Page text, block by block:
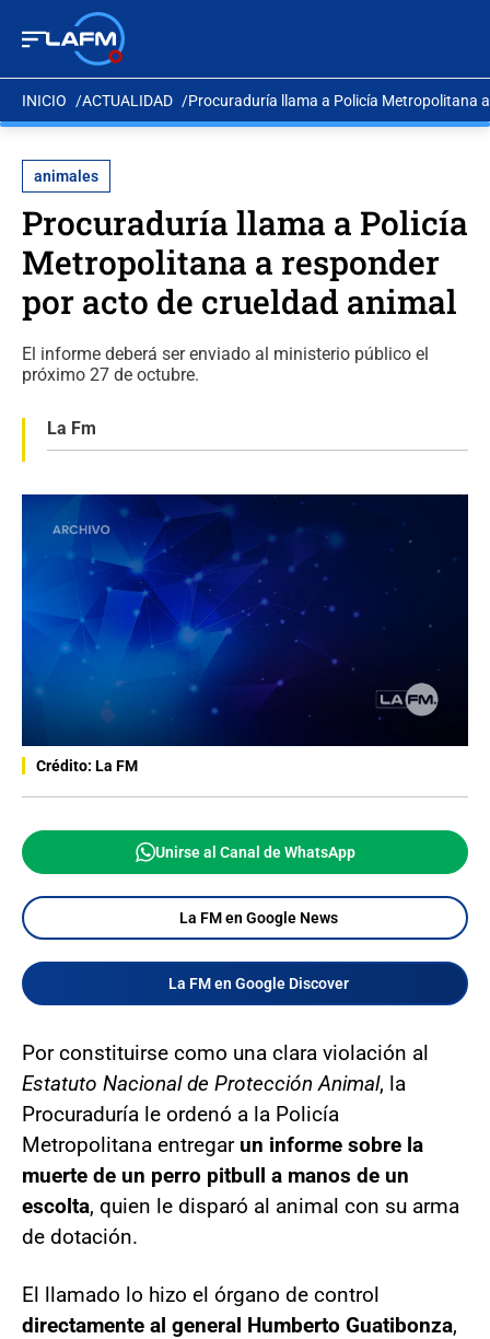
INICIO ACTUALIDAD Procuraduría llama a Policía Metropolitana
animales
Procuraduría llama a Policía
Metropolitana a responder
por acto de crueldad animal
El informe deberá ser enviado al ministerio público el
próximo 27 de octubre.
La Fm
Crédito: La FM
Unirse al Canal de WhatsApp
La FM en Google News
La FM en Google Discover
Por constituirse como una clara violación al
Estatuto Nacional de Protección Animal, la
Procuraduría le ordenó a la Policía
Metropolitana entregar un informe sobre la
muerte de un perro pitbull a manos de un
escolta, quien le disparó al animal con su arma
de dotación.
El llamado lo hizo el órgano de control
directamente al general Humberto Guatibonza,